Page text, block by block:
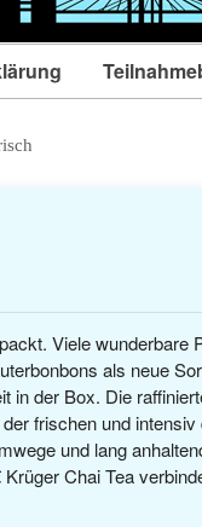
Viele wunderbare
als neue
in der Box. Die
frischen und intensiv
und lang
Chai Tea